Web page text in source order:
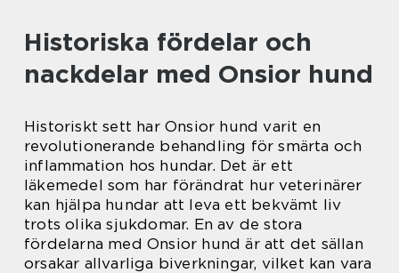
Historiska fördelar och
nackdelar med Onsior hund
Historiskt sett har Onsior hund varit en
revolutionerande behandling för smärta och
inflammation hos hundar. Det är ett
läkemedel som har förändrat hur veterinärer
kan hjälpa hundar att leva ett bekvämt liv
trots olika sjukdomar. En av de stora
fördelarna med Onsior hund är att det sällan
orsakar allvarliga biverkningar, vilket kan vara